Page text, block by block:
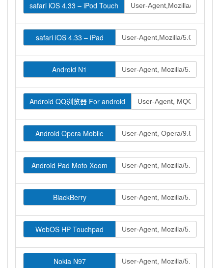
safari iOS 4.33 – iPod Touch
safari iOS 4.33 – iPad
Android N1
Android QQ浏览器 For android
Android Opera Mobile
Android Pad Moto Xoom
BlackBerry
WebOS HP Touchpad
Nokia N97